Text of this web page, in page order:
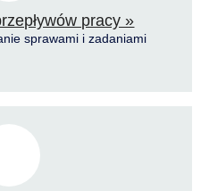
pracy »
sprawami i zadaniami